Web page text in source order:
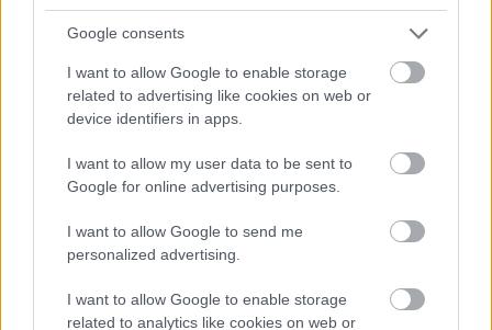
Google consents
I want to allow Google to enable storage
related to advertising like cookies on web or
device identifiers in apps.
I want to allow my user data to be sent to
Google for online advertising purposes.
I want to allow Google to send me
personalized advertising.
I want to allow Google to enable storage
related to analytics like cookies on web or
ENERGIATAKARÉKOSSÁG: KORÁBBAN KEZDŐDIK